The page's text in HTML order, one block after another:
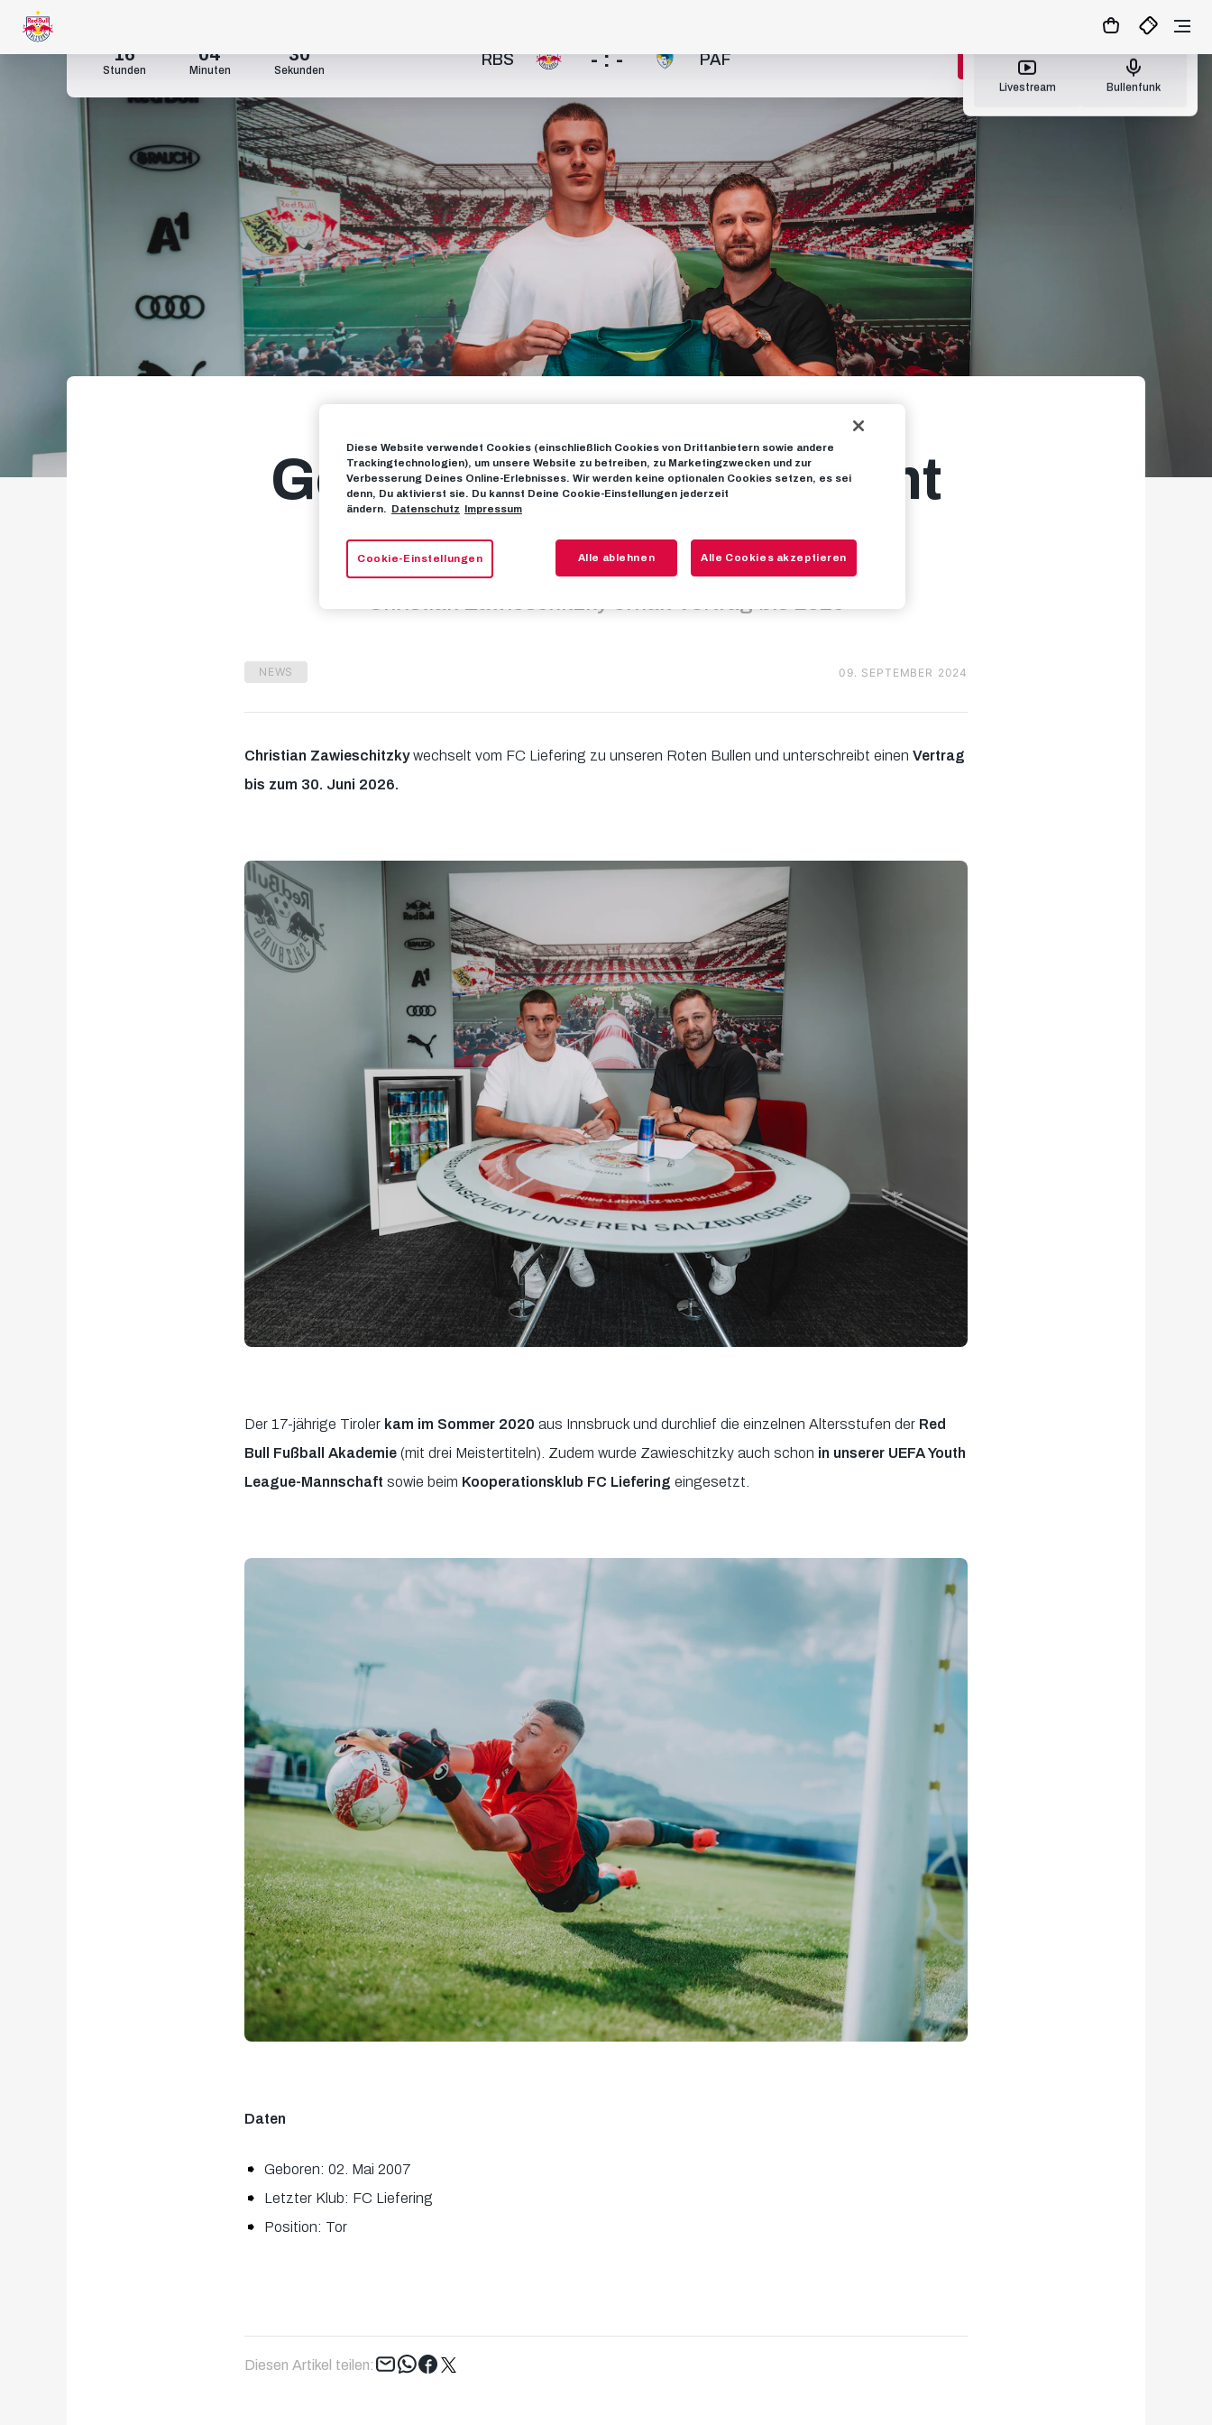
16
Stunden
04
Minuten
29
Sekunden
RBS - : - PAF TICKETS KAUFEN
Goalie-Youngster kommt
vom FC Liefering
Christian Zawieschitzky erhält Vertrag bis 2026
NEWS 09. SEPTEMBER 2024
Christian Zawieschitzkywechselt vom FC Liefering zu unseren Roten Bullen und unterschreibt einen Vertrag
bis zum 30. Juni 2026.
Der 17-jährige Tiroler kam im Sommer 2020 aus Innsbruck und durchlief die einzelnen Altersstufen derRed
Bull Fußball Akademie(mit drei Meistertiteln). Zudem wurde Zawieschitzky auch schon in unserer UEFA Youth
League-Mannschaft sowie beim Kooperationsklub FC Liefering eingesetzt.
Daten
Geboren: 02. Mai 2007
Letzter Klub: FC Liefering
Position: Tor
Diesen Artikel teilen: Tweet
Nächster Livestream: Do., 06.08.26 21:45
Livestream Bullenfunk
Diese Website verwendet Cookies (einschließlich Cookies von Drittanbietern sowie andere
Trackingtechnologien), um unsere Website zu betreiben, zu Marketingzwecken und zur
Verbesserung Deines Online-Erlebnisses. Wir werden keine optionalen Cookies setzen, es sei
denn, Du aktivierst sie. Du kannst Deine Cookie-Einstellungen jederzeit
ändern. Datenschutz Impressum
Cookie-Einstellungen Alle ablehnen Alle Cookies akzeptieren